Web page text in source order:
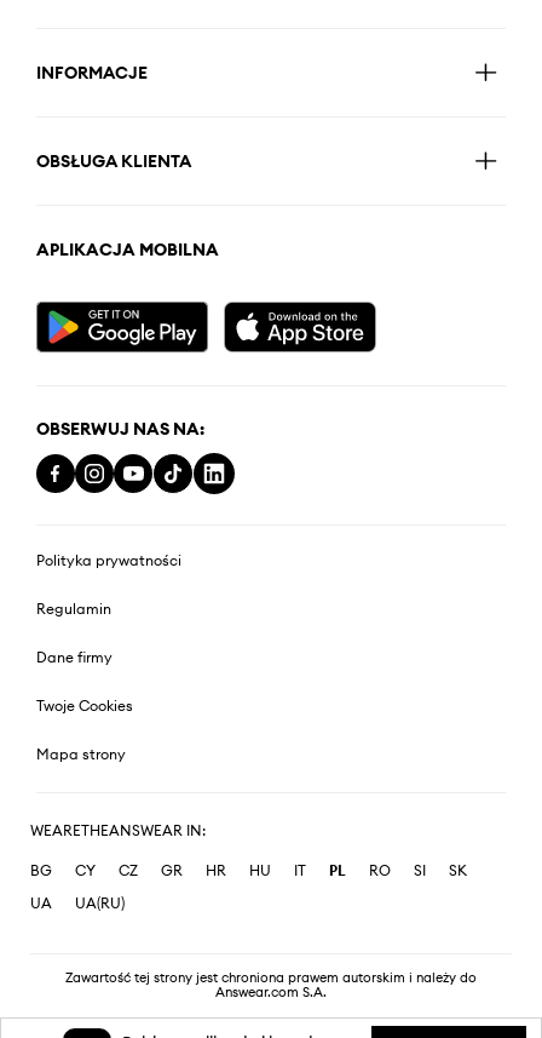
INFORMACJE
OBSŁUGA KLIENTA
APLIKACJA MOBILNA
OBSERWUJ NAS NA:
Polityka prywatności
Regulamin
Dane firmy
Twoje Cookies
Mapa strony
WEARETHEANSWEAR IN:
BG CY CZ GR HR HU IT PL RO SI
SK
UA
UA(RU)
Zawartość tej strony jest chroniona prawem autorskim i należy do
Answear.com S.A.